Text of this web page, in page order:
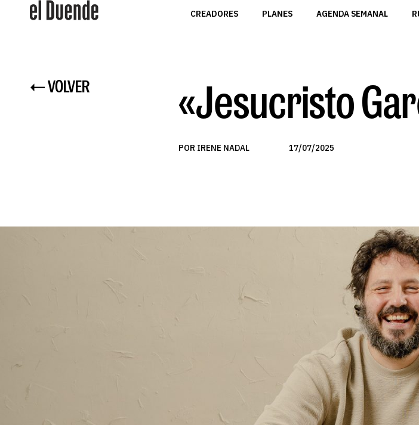
CREADORES PLANES AGENDA SEMANAL
← VOLVER «Jesucristo
POR IRENE NADAL 17/07/2025